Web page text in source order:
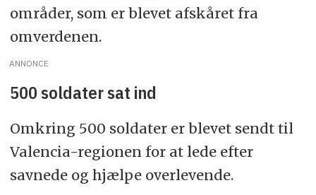
områder, som er blevet afskåret fra
omverdenen.
ANNONCE
500 soldater sat ind
Omkring 500 soldater er blevet sendt til
Valencia-regionen for at lede efter
savnede og hjælpe overlevende.